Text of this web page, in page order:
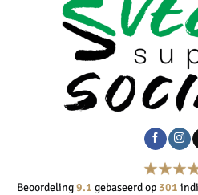
Beoordeling9.1 gebaseerd op 301